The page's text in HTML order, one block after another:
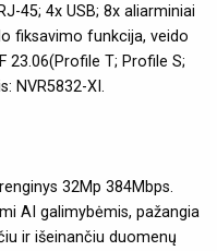
45; 4x USB; 8x aliarminiai
fiksavimo funkcija, veido
23.06(Profile T; Profile S;
NVR5832-XI.
32Mp 384Mbps.
AI galimybėmis, pažangia
ir išeinančiu duomenų